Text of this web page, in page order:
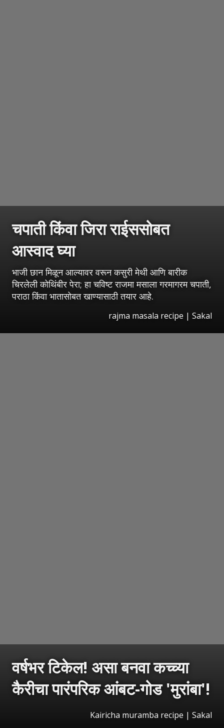
चपाती किंवा जिरा राईससोबत
आस्वाद घ्या
भाजी छान मिळून आल्यावर वरून कसुरी मेथी आणि बारीक
चिरलेली कोथिंबीर पेरा; हा चविष्ट राजमा मसाला गरमागरम चपाती,
पराठा किंवा भातासोबत खाण्यासाठी तयार आहे.
rajma masala recipe | Sakal
वर्षभर टिकेल! असा बनवा कच्च्या
कैरीचा पारंपरिक आंबट-गोड 'मुरांबा'!
Kairicha muramba recipe | Sakal